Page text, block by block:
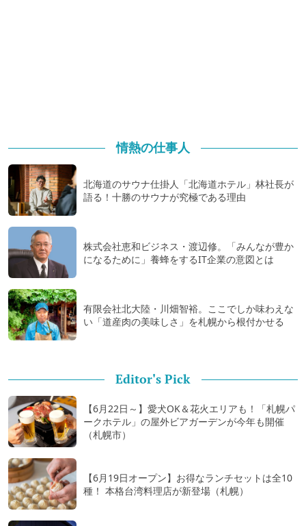
情熱の仕事人
北海道のサウナ仕掛人「北海道ホテル」林社長が
語る！十勝のサウナが究極である理由
株式会社恵和ビジネス・渡辺修。「みんなが豊か
になるために」養蜂をするIT企業の意図とは
有限会社北大陸・川畑智裕。ここでしか味わえな
い「道産肉の美味しさ」を札幌から根付かせる
Editor's Pick
【6月22日～】愛犬OK＆花火エリアも！「札幌パ
ークホテル」の屋外ビアガーデンが今年も開催
（札幌市）
【6月19日オープン】お得なランチセットは全10
種！ 本格台湾料理店が新登場（札幌）